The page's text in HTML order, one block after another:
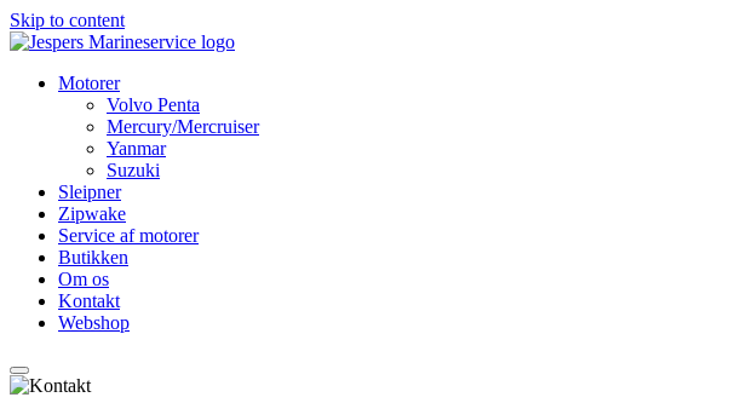
Skip to content
Motorer
Volvo Penta
Mercury/Mercruiser
Yanmar
Suzuki
Sleipner
Zipwake
Service af motorer
Butikken
Om os
Kontakt
Webshop